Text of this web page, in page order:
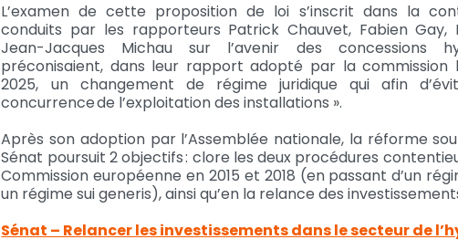
L’examen de cette proposition de loi s’inscrit dans la
conduits par les rapporteurs Patrick Chauvet, Fabien Gay,
Jean-Jacques Michau sur l’avenir des concessions
préconisaient, dans leur rapport adopté par la
2025, un changement de régime juridique qui afin
concurrence de l’exploitation des installations ».
Après son adoption par l’Assemblée nationale, la réforme
Sénat poursuit 2 objectifs : clore les deux procédures
Commission européenne en 2015 et 2018 (en passant d’un
un régime sui generis), ainsi qu’en la relance des
Sénat – Relancer les investissements dans le secteur de